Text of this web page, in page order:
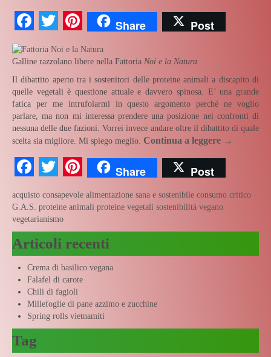
Facebook
TwitterPinterest
Share Post
Galline razzolano libere nella Fattoria Noi e la Natura
Il dibattito aperto tra i sostenitori delle proteine animali a discapito di
quelle vegetali è questione attuale e davvero spinosa. E’ una grande
fatica per me intrufolarmi in questo argomento perché ne voglio
parlare, ma non mi interessa prendere una posizione nei confronti di
nessuna delle due fazioni. Vorrei invece andare oltre il dibattito di quale
scelta sia migliore. Mi spiego meglio. Continua a leggere →
Facebook
TwitterPinterest
Share Post
acquisto consapevole alimentazione sana e sostenibile consumo critico
G.A.S. proteine animali proteine vegetali sostenibilità vegano
vegetarianismo
Articoli recenti
Crema di basilico vegana
Falafel di carote
Chili di fagioli
Millefoglie di pane azzimo e zucchine
Spring rolls vietnamiti
Tag